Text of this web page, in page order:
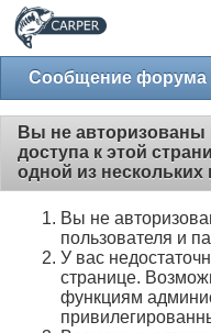
Сообщение форума
Вы не авторизованы
доступа к этой
одной из нескольких
Вы не
пользователя и
У вас
странице.
функциям